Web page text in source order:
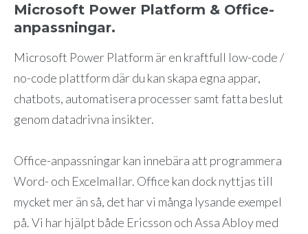
Microsoft Power Platform & Office-
anpassningar.
Microsoft Power Platform är en kraftfull low-code /
no-code plattform där du kan skapa egna appar,
chatbots, automatisera processer samt fatta beslut
genom datadrivna insikter.
Office-anpassningar kan innebära att programmera
Word- och Excelmallar. Office kan dock nyttjas till
mycket mer än så, det har vi många lysande exempel
på. Vi har hjälpt både Ericsson och Assa Abloy med